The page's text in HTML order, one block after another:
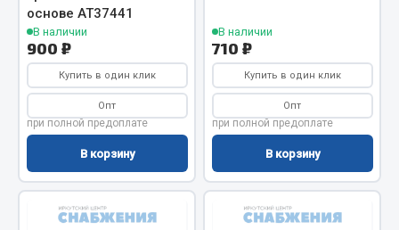
Весь раздел
Цепи подъёмные
Весь раздел
РТИ
Кольца уплотнительные
основе АТ37441
В наличии
900 ₽
Купить в один клик
Опт
при полной предоплате
В корзину
В наличии
710 ₽
Купить в один клик
Опт
при полной предоплате
В корзину